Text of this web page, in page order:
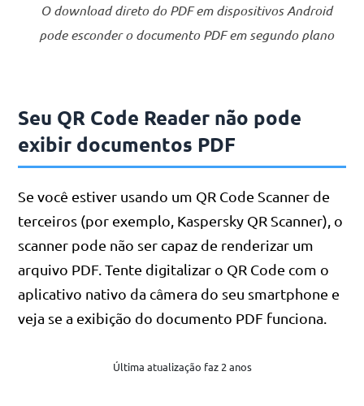
O download direto do PDF em dispositivos Android
pode esconder o documento PDF em segundo plano
Seu QR Code Reader não pode
exibir documentos PDF
Se você estiver usando um QR Code Scanner de
terceiros (por exemplo, Kaspersky QR Scanner), o
scanner pode não ser capaz de renderizar um
arquivo PDF. Tente digitalizar o QR Code com o
aplicativo nativo da câmera do seu smartphone e
veja se a exibição do documento PDF funciona.
Última atualização faz 2 anos